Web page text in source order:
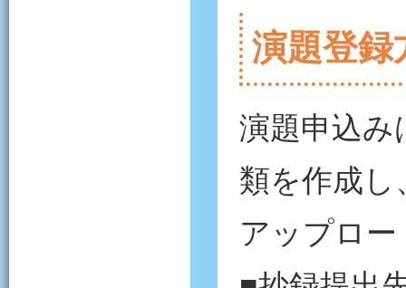
演題登録
演題申込み
類を作成し
アップロ